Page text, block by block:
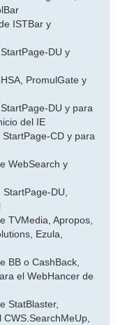
ISTBar y
DU y
PromulGate y
DU y para
del IE
CD y para
WebSearch y
StartPage-DU,
TVMedia, Apropos,
Ezula,
BB o CashBack,
el WebHancer de
StatBlaster,
CWS.SearchMeUp,